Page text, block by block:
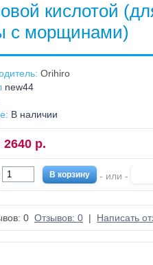
кислотой
с морщинами)
Orihiro
new44
В наличии
р.
- или -
Отзывов: 0 | Написать